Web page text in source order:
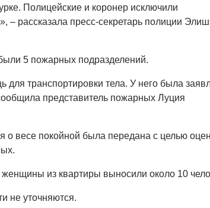
Полицейские и коронер исключили
– рассказала пресс-секретарь полиции
5 пожарных подразделений.
транспортировки тела. У него была
представитель пожарных Луция
о весе покойной была передана с целью
из квартиры выносили около 10
не уточняются.